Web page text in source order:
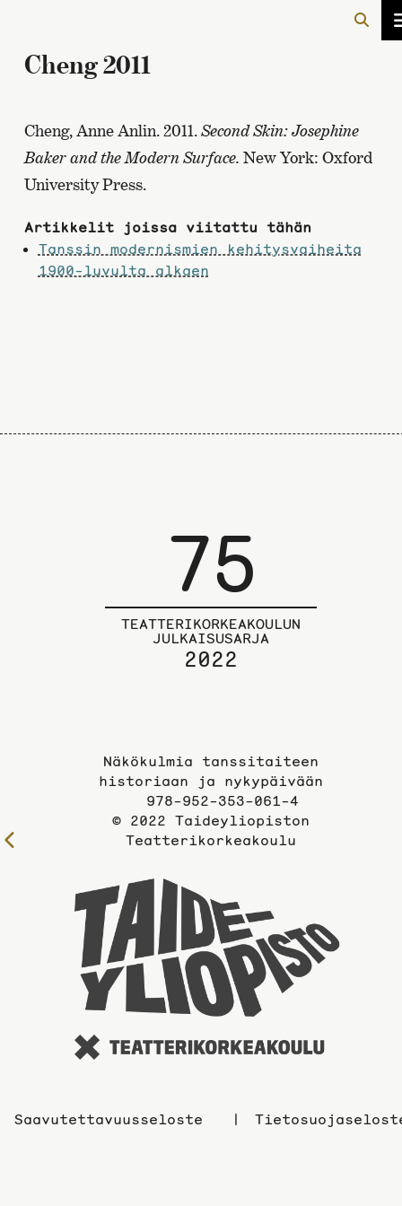
Cheng 2011
Cheng, Anne Anlin. 2011.Second Skin: Josephine
Baker and the Modern Surface. New York: Oxford
University Press.
Artikkelit joissa viitattu tähän
Tanssin modernismien kehitysvaiheita
1900-luvulta alkaen
75
TEATTERIKORKEAKOULUN
JULKAISUSARJA
2022
Näkökulmia tanssitaiteen
historiaan ja nykypäivään
978-952-353-061-4
© 2022 Taideyliopiston
Teatterikorkeakoulu
Saavutettavuusseloste